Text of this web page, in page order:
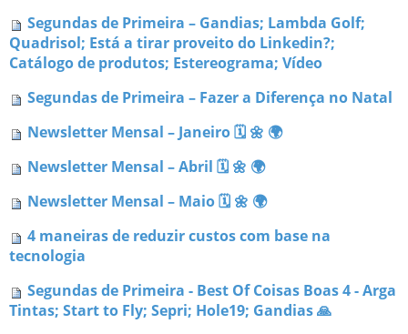
Segundas de Primeira – Gandias; Lambda Golf;
Quadrisol; Está a tirar proveito do Linkedin?;
Catálogo de produtos; Estereograma; Vídeo
Segundas de Primeira – Fazer a Diferença no Natal
Newsletter Mensal – Janeiro 🗓 🌼 🌍
Newsletter Mensal – Abril 🗓 🌼 🌍
Newsletter Mensal – Maio 🗓 🌼 🌍
4 maneiras de reduzir custos com base na
tecnologia
Segundas de Primeira - Best Of Coisas Boas 4 - Arga
Tintas; Start to Fly; Sepri; Hole19; Gandias 🙏